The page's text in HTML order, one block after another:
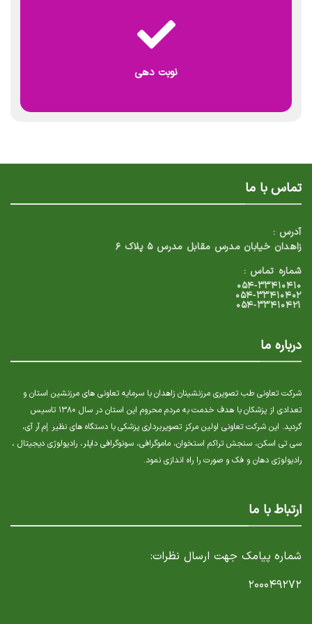
نوبت دهی
جهت نوبت دهی اینترنتی کلیک کنید
تماس با ما
آدرس :
زاهدان خیابان مدرس مقابل مدرس ۵ پلاک ۶
شماره تماس :
۰۵۴-۳۳۴۱۰۴۱۰
۰۵۴-۳۳۴۱۰۴۰۲
۰۵۴-۳۳۴۱۰۴۲۱
درباره ما
شرکت تعاونی طب تصویری مرزنشینان زاهدان با سرمایه تعاونی های مرزنشین استان و
تعدادی از پزشکان با هدف خدمت به مردم محروم این استان در سال ۱۳۸۰ تاسیس
گردید. این شرکت تعاونی اولین مرکز تصویربرداری پزشکی با دستگاه های نظیر إم آر آی،
سی تی اسکن، سنجش تراکم استخوان، ماموگرافی، سونوگرافی داپلر، رادیولوژی دیجیتال ،
رادیولوژی دهان و فک و صورت را راه اندازی نمود.
ارتباط با ما
شماره پیامک جهت ارسال نظرات:
۲۰۰۰۴۹۲۷۲